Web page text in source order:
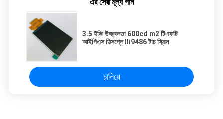
এর সেরা মূল্য পান
3.5 ইঞ্চি উজ্জ্বলতা 600cd m2 টিএফটি
আইপিএস ডিসপ্লে Ili9486 টাচ স্ক্রিন
চালিয়ে